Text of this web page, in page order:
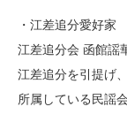
・江差追分愛好家
江差追分会 函館謡
江差追分を引提げ
所属している民謡